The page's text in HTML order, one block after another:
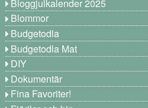
Bloggjulkalender 2025
Blommor
Budgetodla
Budgetodla Mat
DIY
Dokumentär
Fina Favoriter!